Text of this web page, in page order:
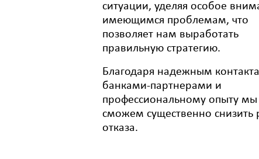
ситуации, уделяя особое
имеющимся проблемам, что
позволяет нам выработать
правильную стратегию.
Благодаря надежным
банками-партнерами и
профессиональному опыту мы
сможем существенно снизить
отказа.